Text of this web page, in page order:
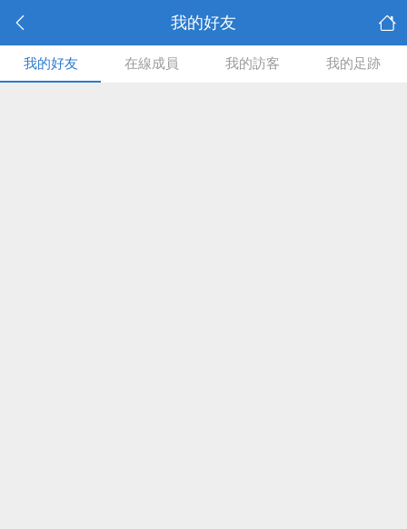
我的好友
我的好友 在線成員 我的訪客 我的足跡